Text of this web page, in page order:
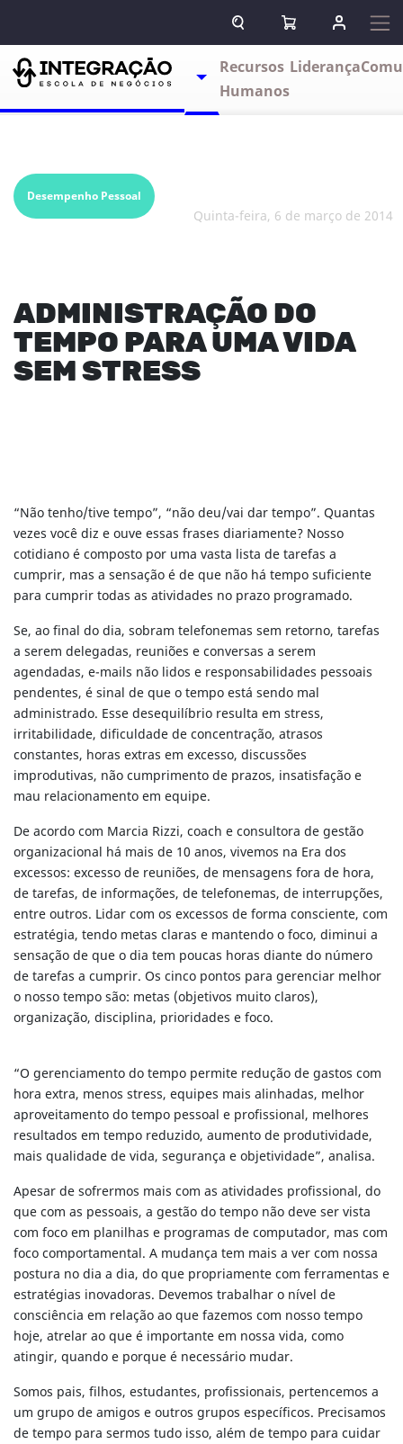
ABRIR CAMPO DE BUSCA
ABRIR CARRINHO
ENTRAR
Escolas
TOGGLE DROPDOWN
Recursos
Humanos
Liderança
Desempenho Pessoal
quinta-feira, 6 de março de 2014
ADMINISTRAÇÃO DO
TEMPO PARA UMA VIDA
SEM STRESS
“Não tenho/tive tempo”, “não deu/vai dar tempo”. Quantas
vezes você diz e ouve essas frases diariamente? Nosso
cotidiano é composto por uma vasta lista de tarefas a
cumprir, mas a sensação é de que não há tempo suficiente
para cumprir todas as atividades no prazo programado.
Se, ao final do dia, sobram telefonemas sem retorno, tarefas
a serem delegadas, reuniões e conversas a serem
agendadas, e-mails não lidos e responsabilidades pessoais
pendentes, é sinal de que o tempo está sendo mal
administrado. Esse desequilíbrio resulta em stress,
irritabilidade, dificuldade de concentração, atrasos
constantes, horas extras em excesso, discussões
improdutivas, não cumprimento de prazos, insatisfação e
mau relacionamento em equipe.
De acordo com Marcia Rizzi, coach e consultora de gestão
organizacional há mais de 10 anos, vivemos na Era dos
excessos: excesso de reuniões, de mensagens fora de hora,
de tarefas, de informações, de telefonemas, de interrupções,
entre outros. Lidar com os excessos de forma consciente, com
estratégia, tendo metas claras e mantendo o foco, diminui a
sensação de que o dia tem poucas horas diante do número
de tarefas a cumprir. Os cinco pontos para gerenciar melhor
o nosso tempo são: metas (objetivos muito claros),
organização, disciplina, prioridades e foco.
“O gerenciamento do tempo permite redução de gastos com
hora extra, menos stress, equipes mais alinhadas, melhor
aproveitamento do tempo pessoal e profissional, melhores
resultados em tempo reduzido, aumento de produtividade,
mais qualidade de vida, segurança e objetividade”, analisa.
Apesar de sofrermos mais com as atividades profissional, do
que com as pessoais, a gestão do tempo não deve ser vista
com foco em planilhas e programas de computador, mas com
foco comportamental. A mudança tem mais a ver com nossa
postura no dia a dia, do que propriamente com ferramentas e
estratégias inovadoras. Devemos trabalhar o nível de
consciência em relação ao que fazemos com nosso tempo
hoje, atrelar ao que é importante em nossa vida, como
atingir, quando e porque é necessário mudar.
Somos pais, filhos, estudantes, profissionais, pertencemos a
um grupo de amigos e outros grupos específicos. Precisamos
de tempo para sermos tudo isso, além de tempo para cuidar